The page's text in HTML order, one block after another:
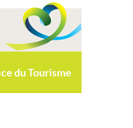
du Tourisme